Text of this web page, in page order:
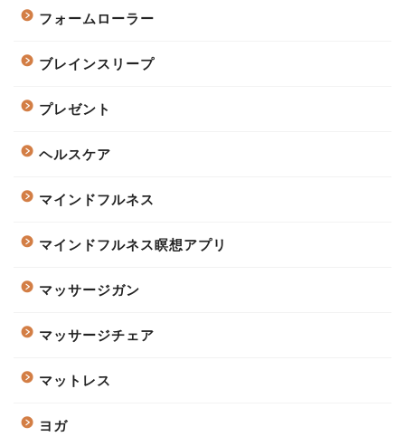
フォームローラー
ブレインスリープ
プレゼント
ヘルスケア
マインドフルネス
マインドフルネス瞑想アプリ
マッサージガン
マッサージチェア
マットレス
ヨガ